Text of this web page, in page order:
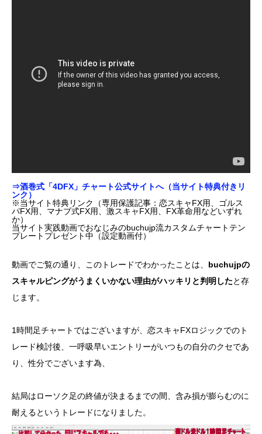
⇒酒巻式「4DFX」チャート公式サイトへ（当サイト特典付きリ
ンク）
※当サイト特典リンク（専用保護記事：恋スキャFX用、ゴルス
パFX用、マナブ式FX用、激スキャFX用、FX革命用などいずれ
か）
当サイト実践動画でおなじみのbuchujp流カスタムチャートテン
プレートプレゼント中（設定動画付）
動画でご覧の通り、このトレードでわかったことは、 buchujpの
スキャルピングがうまくいかない理由がハッキリと判明したと存
じます。
1時間足チャートではございますが、恋スキャFXロジックでのト
レード検討後、一呼吸早いエントリーがいつもの自分のクセであ
り、性分でございます為、
結局はローソク足の終値が決まるまでの間、含み損が膨らむのに
耐えるというトレードになりました。